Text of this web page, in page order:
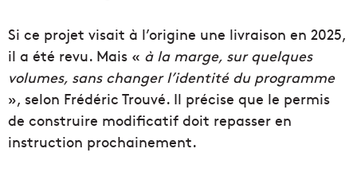
Si ce projet visait à l’origine une livraison en 2025,
il a été revu. Mais « à la marge, sur quelques
volumes, sans changer l’identité du programme
», selon Frédéric Trouvé. Il précise que le permis
de construire modificatif doit repasser en
instruction prochainement.